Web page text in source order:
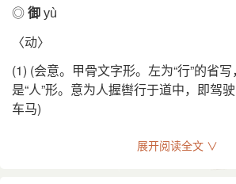
造字法
会意意为人驾驶车马
English
drive, ride; chariot; manage
◎御 yù
〈动〉
(1) (会意。甲骨文字形。左为“行”的省
是“人”形。意为人握辔行于道中，即驾
车马)
(2) 同本义。也作“驭” [drive a carriage]
展开阅读全文 ∨